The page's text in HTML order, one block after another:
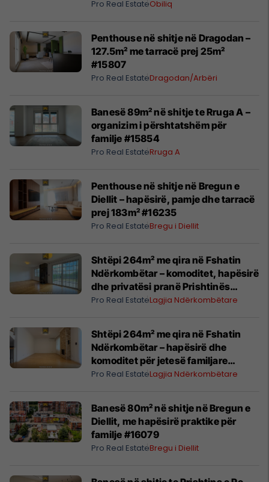
Rruga C Prishtinë